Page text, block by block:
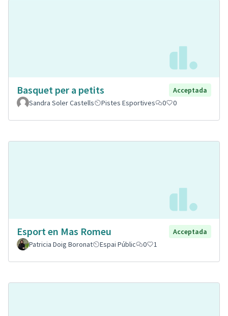
Basquet per a petits
Acceptada
Sandra Soler Castells
Pistes Esportives 0 0
Esport en Mas Romeu
Acceptada
Patricia Doig Boronat
Espai Públic 0 1